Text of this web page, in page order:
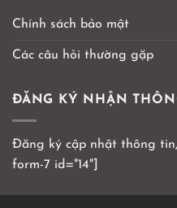
Chính sách bảo mật
Các câu hỏi thường gặp
ĐĂNG KÝ NHẬN
Đăng ký cập nhật thông
form-7 id="14"]